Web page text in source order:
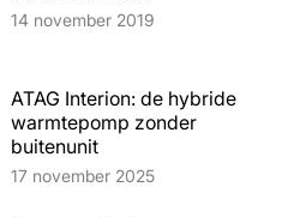
14 november 2019
ATAG Interion: de hybride
warmtepomp zonder
buitenunit
Lees artikel
17 november 2025